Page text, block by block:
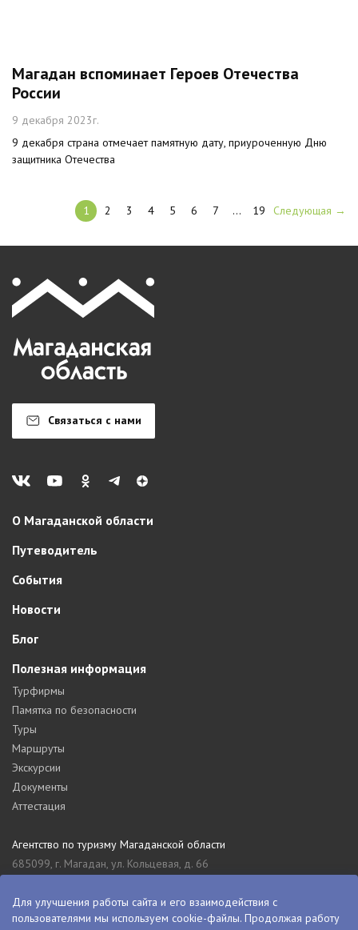
Магадан вспоминает Героев Отечества
России
9 декабря 2023г.
9 декабря страна отмечает памятную дату, приуроченную Дню
защитника Отечества
1 2 3 4 5 6 7 … 19 Следующая →
Связаться с нами
О Магаданской области
Путеводитель
События
Новости
Блог
Полезная информация
Турфирмы
Памятка по безопасности
Туры
Маршруты
Экскурсии
Документы
Аттестация
Агентство по туризму Магаданской области
685099, г. Магадан, ул. Кольцевая, д. 66
8 (4132) 61-76-67
Для улучшения работы сайта и его взаимодействия с
пользователями мы используем cookie-файлы. Продолжая работу